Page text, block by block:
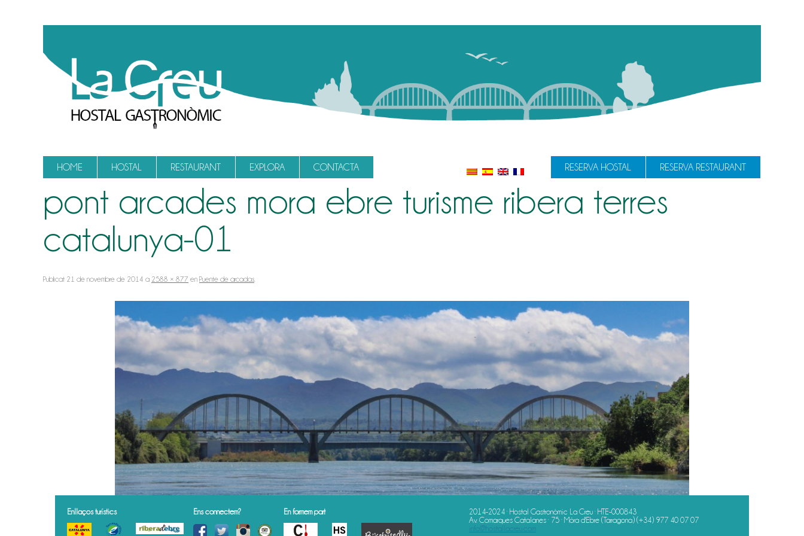
HOME HOSTAL RESTAURANT EXPLORA CONTACTA RESERVA RESTAURANT
RESERVA HOSTAL
pont arcades mora ebre turisme ribera terres
catalunya-01
Publicat 21 de novembre de 2014 a 2588 × 877 en Puente de arcadas
Enllaços turístics Ens connectem? En formem part
2014-2024 · Hostal Gastronòmic La Creu · HTE-000843
Av. Comarques Catalanes · 75 · Móra d'Ebre (Tarragona) (+34) 977 40 07 07
info@hostallacreu.com